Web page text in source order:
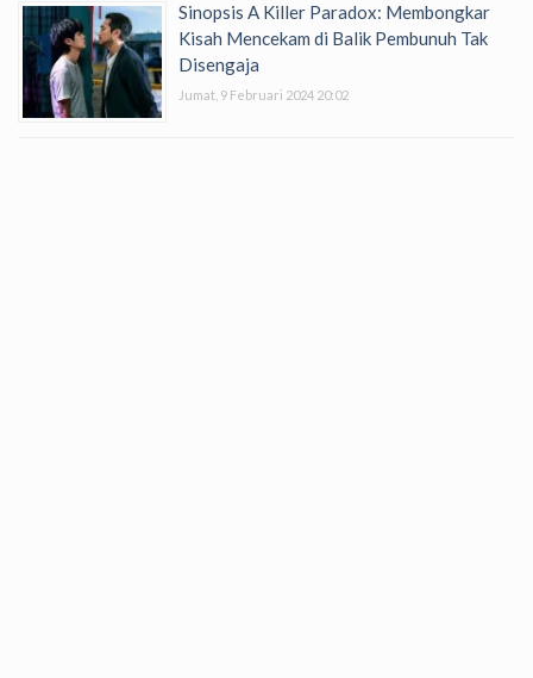
Sinopsis A Killer Paradox: Membongkar
Kisah Mencekam di Balik Pembunuh Tak
Disengaja
Jumat, 9 Februari 2024 20:02